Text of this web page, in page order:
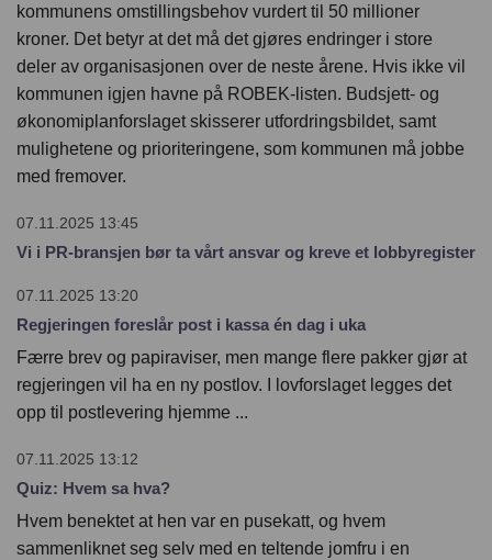
kommunens omstillingsbehov vurdert til 50 millioner
kroner. Det betyr at det må det gjøres endringer i store
deler av organisasjonen over de neste årene. Hvis ikke vil
kommunen igjen havne på ROBEK-listen. Budsjett- og
økonomiplanforslaget skisserer utfordringsbildet, samt
mulighetene og prioriteringene, som kommunen må jobbe
med fremover.
07.11.2025 13:45
Vi i PR-bransjen bør ta vårt ansvar og kreve et lobbyregister
07.11.2025 13:20
Regjeringen foreslår post i kassa én dag i uka
Færre brev og papiraviser, men mange flere pakker gjør at
regjeringen vil ha en ny postlov. I lovforslaget legges det
opp til postlevering hjemme ...
07.11.2025 13:12
Quiz: Hvem sa hva?
Hvem benektet at hen var en pusekatt, og hvem
sammenliknet seg selv med en teltende jomfru i en